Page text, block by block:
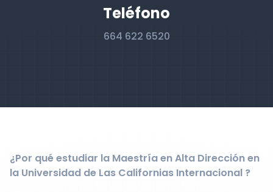
Teléfono
664 622 6520
¿Por qué estudiar la Maestría en Alta Dirección en
la Universidad de Las Californias Internacional ?